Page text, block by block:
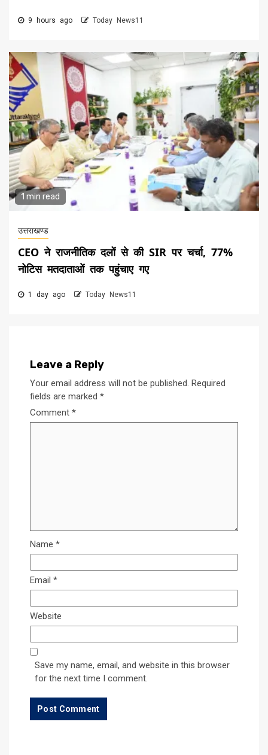
9 hours ago Today News11
1 min read
उत्तराखण्ड
CEO ने राजनीतिक दलों से की SIR पर चर्चा, 77%
नोटिस मतदाताओं तक पहुंचाए गए
1 day ago Today News11
Leave a Reply
Your email address will not be published. Required
fields are marked *
Comment *
Name *
Email *
Website
Save my name, email, and website in this browser
for the next time I comment.